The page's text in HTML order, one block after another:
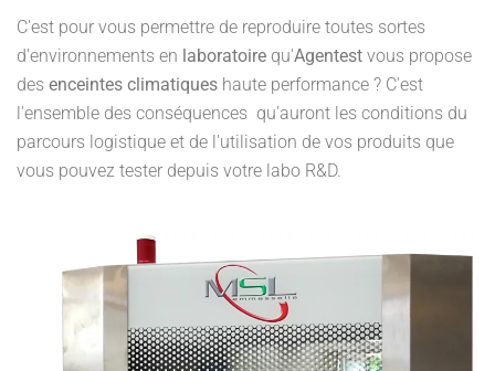
C'est pour vous permettre de reproduire toutes sortes
d'environnements en laboratoire qu'Agentest vous propose
des enceintes climatiques haute performance ? C'est
l'ensemble des conséquences qu'auront les conditions du
parcours logistique et de l'utilisation de vos produits que
vous pouvez tester depuis votre labo R&D.